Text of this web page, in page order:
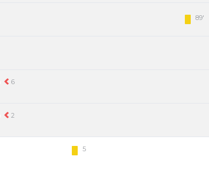
89'
6
2
5